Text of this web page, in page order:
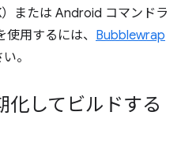
または Android コマンドラ
用するには、 Bubblewrap
。
化してビルドする